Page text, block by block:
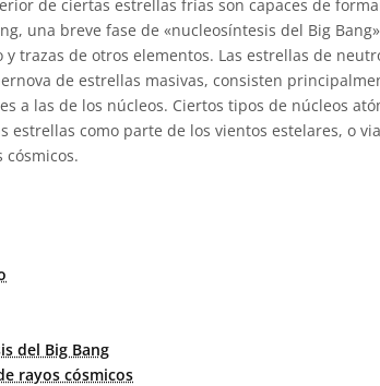
de ciertas estrellas frías son capaces de
una breve fase de «nucleosíntesis del Big
trazas de otros elementos. Las estrellas de
de estrellas masivas, consisten
a las de los núcleos. Ciertos tipos de núcleos
estrellas como parte de los vientos estelares, o
cósmicos.
del Big Bang
rayos cósmicos